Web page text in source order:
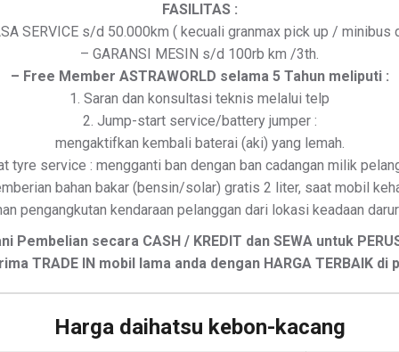
FASILITAS :
SERVICE s/d 50.000km ( kecuali granmax pick up / minibus
– GARANSI MESIN s/d 100rb km /3th.
– Free Member ASTRAWORLD selama 5 Tahun meliputi :
1. Saran dan konsultasi teknis melalui telp
2. Jump-start service/battery jumper :
mengaktifkan kembali baterai (aki) yang lemah.
tyre service : mengganti ban dengan ban cadangan milik
bahan bakar (bensin/solar) gratis 2 liter, saat mobil
pengangkutan kendaraan pelanggan dari lokasi keadaan
Pembelian secara CASH / KREDIT dan SEWA untuk
TRADE IN mobil lama anda dengan HARGA TERBAIK di
Harga daihatsu kebon-kacang